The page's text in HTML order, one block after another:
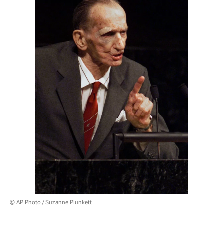
© AP Photo / Suzanne Plunkett